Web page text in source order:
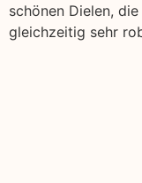
schönen Dielen,
gleichzeitig sehr